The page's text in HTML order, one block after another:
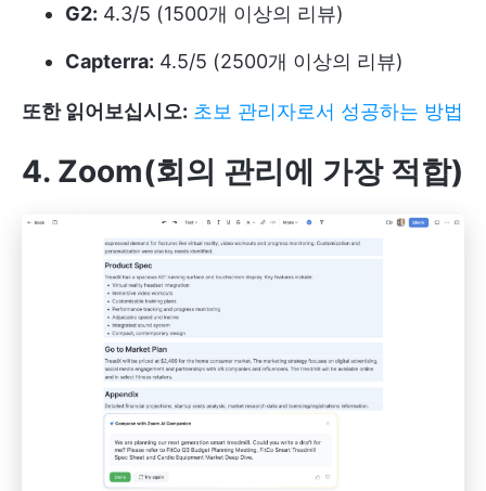
G2: 4.3/5 (1500개 이상의 리뷰)
Capterra: 4.5/5 (2500개 이상의 리뷰)
또한 읽어보십시오: 초보 관리자로서 성공하는 방법
4. Zoom(회의 관리에 가장 적합)